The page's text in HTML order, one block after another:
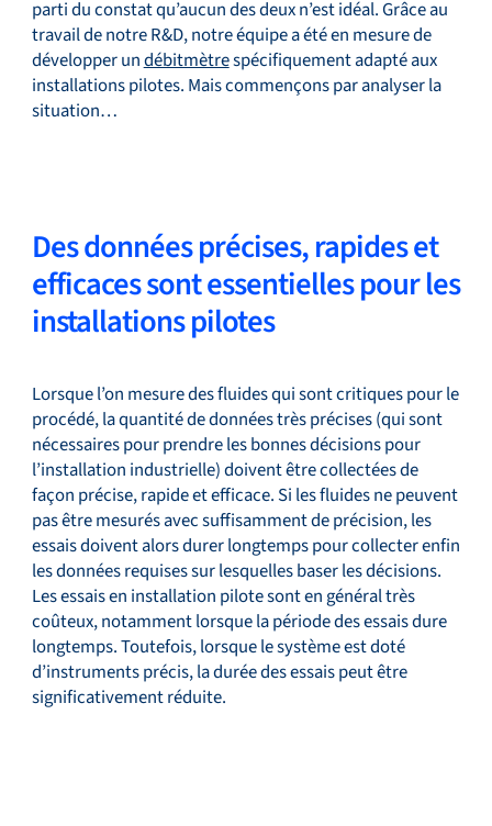
parti du constat qu’aucun des deux n’est idéal. Grâce au
travail de notre R&D, notre équipe a été en mesure de
développer undébitmètrespécifiquement adapté aux
installations pilotes. Mais commençons par analyser la
situation…
Des données précises, rapides et
efficaces sont essentielles pour les
installations pilotes
Lorsque l’on mesure des fluides qui sont critiques pour le
procédé, la quantité de données très précises (qui sont
nécessaires pour prendre les bonnes décisions pour
l’installation industrielle) doivent être collectées de
façon précise, rapide et efficace. Si les fluides ne peuvent
pas être mesurés avec suffisamment de précision, les
essais doivent alors durer longtemps pour collecter enfin
les données requises sur lesquelles baser les décisions.
Les essais en installation pilote sont en général très
coûteux, notamment lorsque la période des essais dure
longtemps. Toutefois, lorsque le système est doté
d’instruments précis, la durée des essais peut être
significativement réduite.